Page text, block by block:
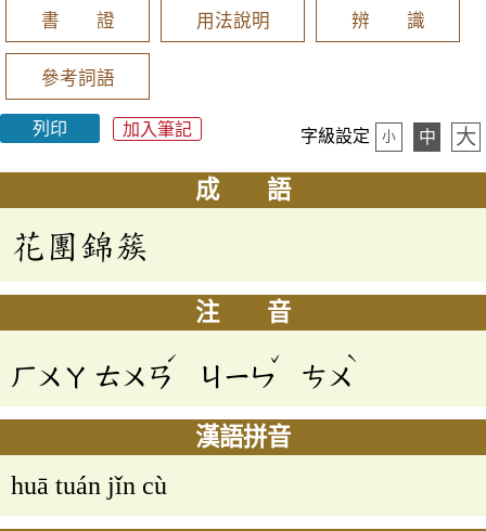
書 證 用法說明 辨 識
參考詞語
列印 加入筆記 字級設定 小 中 大
成 語
花團錦簇
注 音
ㄏㄨㄚ ㄊㄨㄢ
ˊ
ㄐㄧㄣ
ˇ
ㄘㄨ
ˋ
漢語拼音
huā tuán jǐn cù